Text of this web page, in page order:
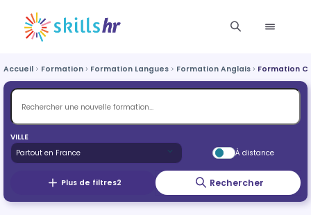
Accueil Formation Formation Langues Formation Anglais Formation
VILLE
À distance
Plus de filtres2 Rechercher